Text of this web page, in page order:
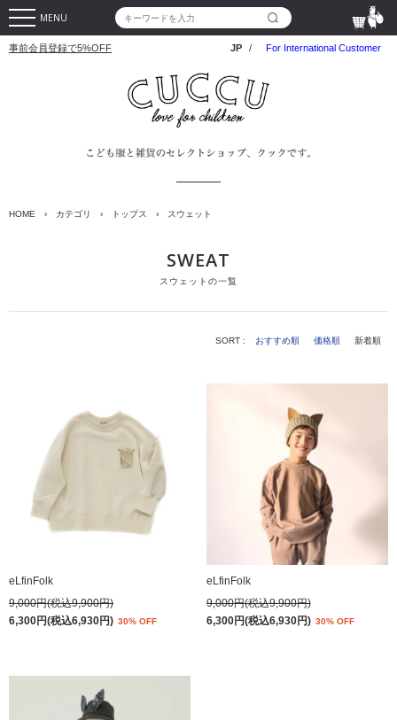
MENU
事前会員登録で5%OFF JP / For International Customer
HOME › カテゴリ › トップス › スウェット
SWEAT
スウェットの一覧
SORT : おすすめ順 価格順 新着順
eLfinFolk
9,000円(税込9,900円)
6,300円(税込6,930円) 30% OFF
eLfinFolk
9,000円(税込9,900円)
6,300円(税込6,930円) 30% OFF